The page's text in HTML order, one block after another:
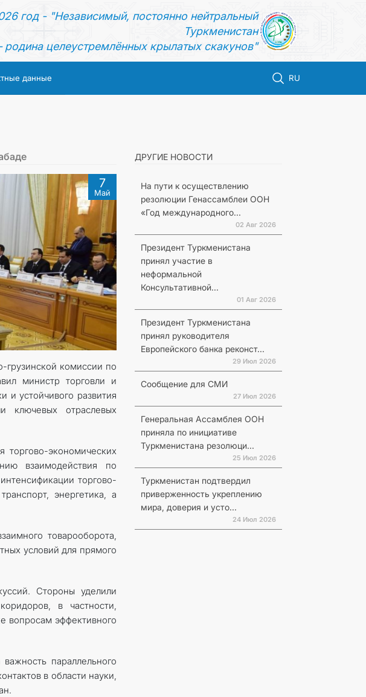
год - "Независимый, постоянно нейтральный
Туркменистан
целеустремлённых крылатых скакунов"
данные RU
7
Май
грузинской комиссии по
министр торговли и
и устойчивого развития
ключевых отраслевых
торгово-экономических
взаимодействия по
торгово-
энергетика, а
товарооборота,
условий для прямого
Стороны уделили
в частности,
вопросам эффективного
параллельного
в области науки,
ДРУГИЕ НОВОСТИ
На пути к осуществлению
резолюции Генассамблеи ООН
«Год международного...
02 Авг 2026
Президент Туркменистана
принял участие в
неформальной
Консультативной...
01 Авг 2026
Президент Туркменистана
принял руководителя
Европейского банка реконст...
29 Июл 2026
Сообщение для СМИ
27 Июл 2026
Генеральная Ассамблея ООН
приняла по инициативе
Туркменистана резолюци...
25 Июл 2026
Туркменистан подтвердил
приверженность укреплению
мира, доверия и усто...
24 Июл 2026